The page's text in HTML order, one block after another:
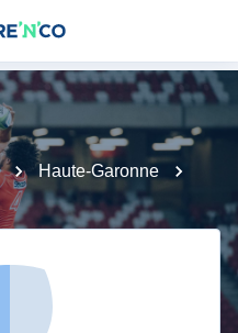
Haute-Garonne